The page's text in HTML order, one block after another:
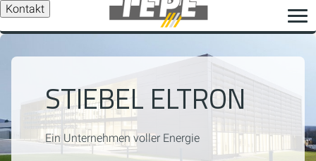
Kontakt
STIEBEL ELTRON
Ein Unternehmen voller Energie